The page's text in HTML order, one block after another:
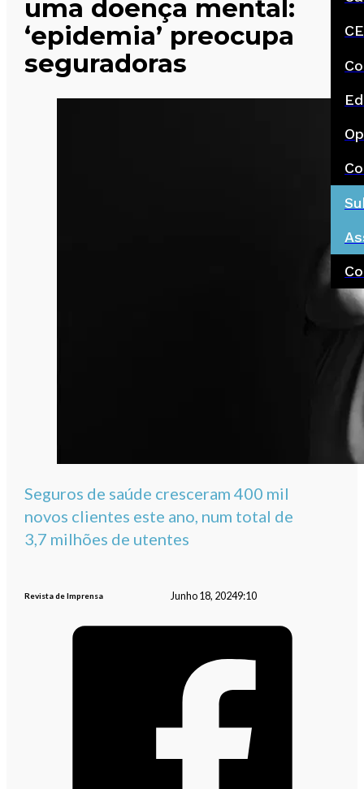
uma doença mental:
‘epidemia’ preocupa
seguradoras
Seguros de saúde cresceram 400 mil
novos clientes este ano, num total de
3,7 milhões de utentes
Revista de Imprensa Junho 18, 20249:10